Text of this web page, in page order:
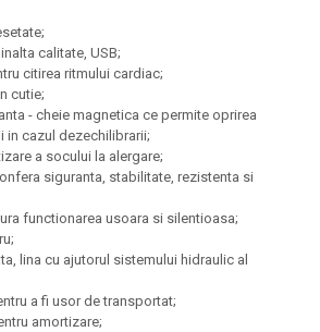
calitate, USB;
citirea ritmului cardiac;
cutie;
- cheie magnetica ce permite oprirea
in cazul dezechilibrarii;
a socului la alergare;
siguranta, stabilitate, rezistenta si
functionarea usoara si silentioasa;
lina cu ajutorul sistemului hidraulic al
a fi usor de transportat;
amortizare;